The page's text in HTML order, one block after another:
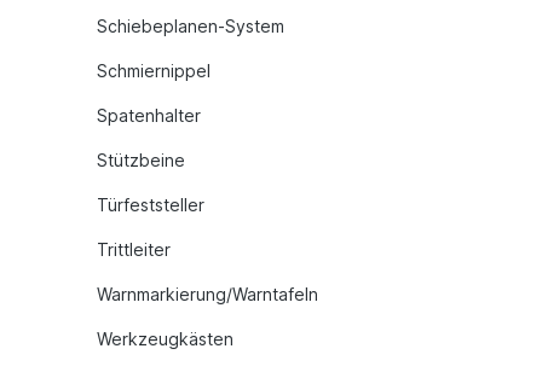
Schiebeplanen-System
Schmiernippel
Spatenhalter
Stützbeine
Türfeststeller
Trittleiter
Warnmarkierung/Warntafeln
Werkzeugkästen